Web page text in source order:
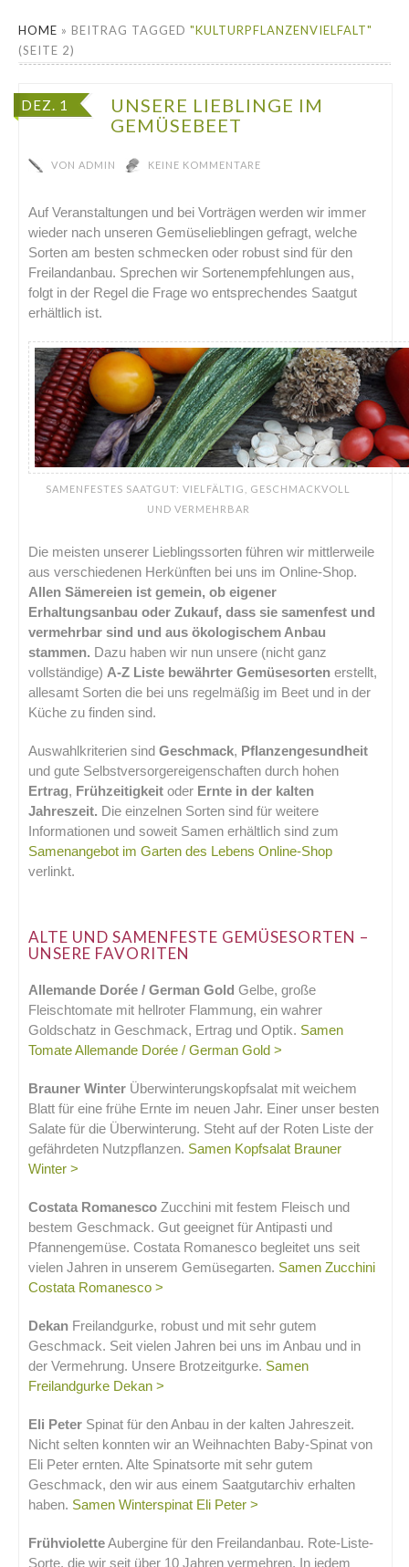
HOME » BEITRAG TAGGED "KULTURPFLANZENVIELFALT"
(SEITE 2)
DEZ. 1
UNSERE LIEBLINGE IM
GEMÜSEBEET
VON ADMIN KEINE KOMMENTARE
Auf Veranstaltungen und bei Vorträgen werden wir immer
wieder nach unseren Gemüselieblingen gefragt, welche
Sorten am besten schmecken oder robust sind für den
Freilandanbau. Sprechen wir Sortenempfehlungen aus,
folgt in der Regel die Frage wo entsprechendes Saatgut
erhältlich ist.
SAMENFESTES SAATGUT: VIELFÄLTIG, GESCHMACKVOLL
UND VERMEHRBAR
Die meisten unserer Lieblingssorten führen wir mittlerweile
aus verschiedenen Herkünften bei uns im Online-Shop.
Allen Sämereien ist gemein, ob eigener
Erhaltungsanbau oder Zukauf, dass sie samenfest und
vermehrbar sind und aus ökologischem Anbau
stammen. Dazu haben wir nun unsere (nicht ganz
vollständige) A-Z Liste bewährter Gemüsesorten erstellt,
allesamt Sorten die bei uns regelmäßig im Beet und in der
Küche zu finden sind.
Auswahlkriterien sind Geschmack, Pflanzengesundheit
und gute Selbstversorgereigenschaften durch hohen
Ertrag, Frühzeitigkeit oder Ernte in der kalten
Jahreszeit. Die einzelnen Sorten sind für weitere
Informationen und soweit Samen erhältlich sind zum
Samenangebot im Garten des Lebens Online-Shop
verlinkt.
ALTE UND SAMENFESTE GEMÜSESORTEN –
UNSERE FAVORITEN
Allemande Dorée / German Gold Gelbe, große
Fleischtomate mit hellroter Flammung, ein wahrer
Goldschatz in Geschmack, Ertrag und Optik. Samen
Tomate Allemande Dorée / German Gold >
Brauner Winter Überwinterungskopfsalat mit weichem
Blatt für eine frühe Ernte im neuen Jahr. Einer unser besten
Salate für die Überwinterung. Steht auf der Roten Liste der
gefährdeten Nutzpflanzen. Samen Kopfsalat Brauner
Winter >
Costata Romanesco Zucchini mit festem Fleisch und
bestem Geschmack. Gut geeignet für Antipasti und
Pfannengemüse. Costata Romanesco begleitet uns seit
vielen Jahren in unserem Gemüsegarten. Samen Zucchini
Costata Romanesco >
Dekan Freilandgurke, robust und mit sehr gutem
Geschmack. Seit vielen Jahren bei uns im Anbau und in
der Vermehrung. Unsere Brotzeitgurke. Samen
Freilandgurke Dekan >
Eli Peter Spinat für den Anbau in der kalten Jahreszeit.
Nicht selten konnten wir an Weihnachten Baby-Spinat von
Eli Peter ernten. Alte Spinatsorte mit sehr gutem
Geschmack, den wir aus einem Saatgutarchiv erhalten
haben. Samen Winterspinat Eli Peter >
FrühvioletteAubergine für den Freilandanbau. Rote-Liste-
Sorte, die wir seit über 10 Jahren vermehren. In jedem